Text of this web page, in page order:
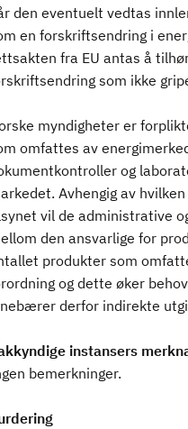
den eventuelt vedtas
en forskriftsendring i
fra EU antas å
som ikke
myndigheter er
omfattes av
og
Avhengig av
vil de administrative
den ansvarlige for
produkter som
og dette øker
derfor indirekte
instansers
bemerkninger.